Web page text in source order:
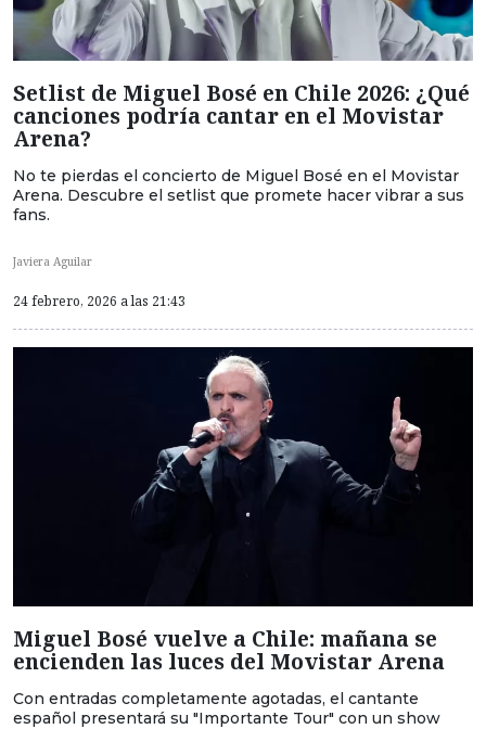
Setlist de Miguel Bosé en Chile 2026: ¿Qué
canciones podría cantar en el Movistar
Arena?
No te pierdas el concierto de Miguel Bosé en el Movistar
Arena. Descubre el setlist que promete hacer vibrar a sus
fans.
Javiera Aguilar
24 febrero, 2026 a las 21:43
Miguel Bosé vuelve a Chile: mañana se
encienden las luces del Movistar Arena
Con entradas completamente agotadas, el cantante
español presentará su "Importante Tour" con un show